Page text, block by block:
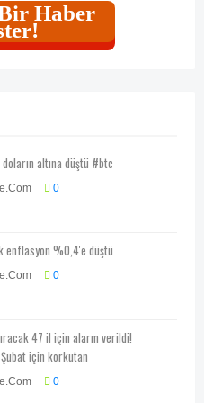
Haber
altına düştü #btc
0
enflasyon %0,4'e düştü
0
47 il için alarm verildi!
için korkutan
0